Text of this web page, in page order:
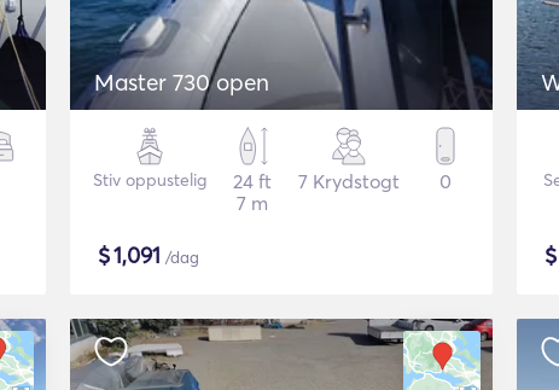
Master 730 open
Stiv oppustelig
24 ft
7 m
7 Krydstogt 0
$1,091 /dag